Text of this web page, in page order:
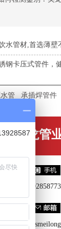
水管材,首选薄壁
钢卡压式管件，
管 承插焊管件
美龙管